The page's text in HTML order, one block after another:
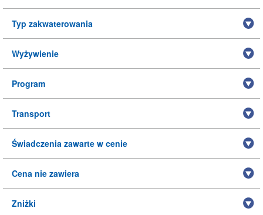
Typ zakwaterowania
Wyżywienie
Program
Transport
Świadczenia zawarte w cenie
Cena nie zawiera
Zniżki